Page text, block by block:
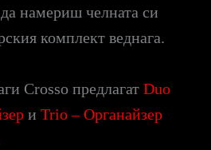
намериш челната си
комплект веднага.
Crosso предлагат Duo
и Trio – Органайзер